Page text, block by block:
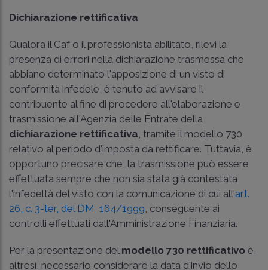
Dichiarazione rettificativa
Qualora il Caf o il professionista abilitato, rilevi la
presenza di errori nella dichiarazione trasmessa che
abbiano determinato l'apposizione di un visto di
conformità infedele, è tenuto ad avvisare il
contribuente al fine di procedere all'elaborazione e
trasmissione all'Agenzia delle Entrate della
dichiarazione rettificativa , tramite il modello 730
relativo al periodo d'imposta da rettificare. Tuttavia, è
opportuno precisare che, la trasmissione può essere
effettuata sempre che non sia stata già contestata
l'infedeltà del visto con la comunicazione di cui all'art.
26, c. 3-ter, del DM 164/1999 , conseguente ai
controlli effettuati dall'Amministrazione Finanziaria.
Per la presentazione del modello 730 rettificativo è,
altresì, necessario considerare la data d'invio dello